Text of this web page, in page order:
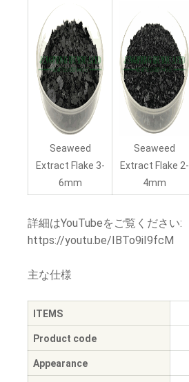
Seaweed
Extract Flake 3-
6mm
Seaweed
Extract Flake 2-
4mm
詳細はYouTubeをご覧ください:
https://youtu.be/IBTo9iI9fcM
主な仕様
ITEMS
Product code
Appearance